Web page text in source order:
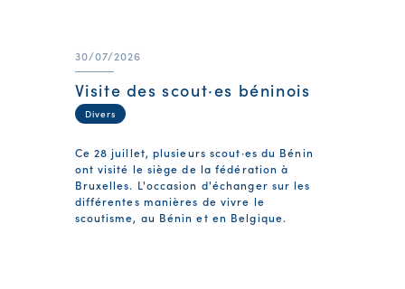
30/07/2026
Visite des scout·es béninois
Divers
Ce 28 juillet, plusieurs scout·es du Bénin
ont visité le siège de la fédération à
Bruxelles. L'occasion d'échanger sur les
différentes manières de vivre le
scoutisme, au Bénin et en Belgique.